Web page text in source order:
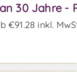
30 Jahre -
€91,28 inkl.